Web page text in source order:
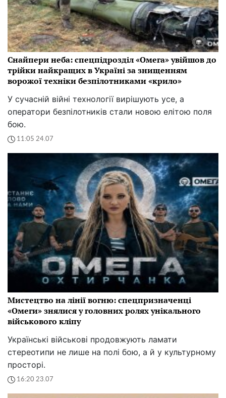
Снайпери неба: спецпідрозділ «Омега» увійшов до
трійки найкращих в Україні за знищенням
ворожої техніки безпілотниками «крило»
У сучасній війні технології вирішують усе, а
оператори безпілотників стали новою елітою поля
бою.
11:05 24.07
Мистецтво на лінії вогню: спецпризначенці
«Омеги» знялися у головних ролях унікального
військового кліпу
Українські військові продовжують ламати
стереотипи не лише на полі бою, а й у культурному
просторі.
16:20 23.07